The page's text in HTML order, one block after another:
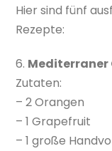
Hier sind fünf
Rezepte:
6. Mediterraner
Zutaten:
– 2 Orangen
– 1 Grapefruit
– 1 große